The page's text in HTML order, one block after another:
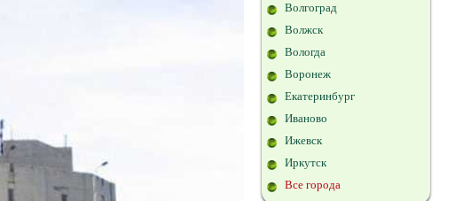
Волгоград
Волжск
Вологда
Воронеж
Екатеринбург
Иваново
Ижевск
Иркутск
Все города